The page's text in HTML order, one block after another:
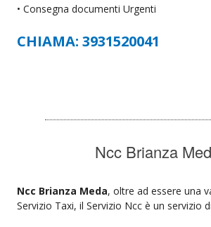
• Consegna documenti Urgenti
CHIAMA: 3931520041
Ncc Brianza
Ncc Brianza Meda, oltre ad essere una
Servizio Taxi, il Servizio Ncc è un servizio